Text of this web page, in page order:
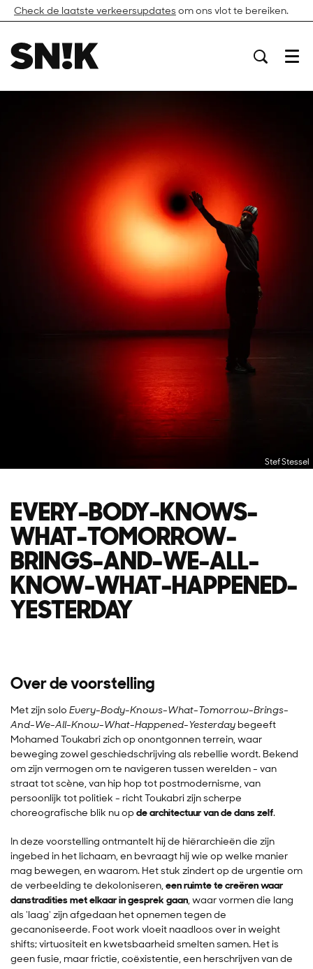
Check de laatste verkeersupdates om ons vlot te bereiken.
Menu
Stef Stessel
EVERY-BODY-KNOWS-
WHAT-TOMORROW-
BRINGS-AND-WE-ALL-
KNOW-WHAT-HAPPENED-
YESTERDAY
Over de voorstelling
Met zijn solo Every-Body-Knows-What-Tomorrow-Brings-
And-We-All-Know-What-Happened-Yesterday begeeft
Mohamed Toukabri zich op onontgonnen terrein, waar
beweging zowel geschiedschrijving als rebellie wordt. Bekend
om zijn vermogen om te navigeren tussen werelden - van
straat tot scène, van hip hop tot postmodernisme, van
persoonlijk tot politiek - richt Toukabri zijn scherpe
choreografische blik nu opde architectuur van de dans zelf.
In deze voorstelling ontmantelt hij de hiërarchieën die zijn
ingebed in het lichaam, en bevraagt hij wie op welke manier
mag bewegen, en waarom. Het stuk zindert op de urgentie om
de verbeelding te dekoloniseren, een ruimte te creëren waar
danstradities met elkaar in gesprek gaan , waar vormen die lang
als 'laag' zijn afgedaan het opnemen tegen de
gecanoniseerde. Foot work vloeit naadloos over in weight
shifts; virtuositeit en kwetsbaarheid smelten samen. Het is
geen fusie, maar frictie, coëxistentie, een herschrijven van de